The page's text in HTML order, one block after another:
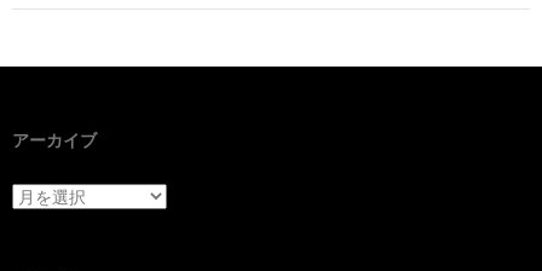
アーカイブ
アーカイブ